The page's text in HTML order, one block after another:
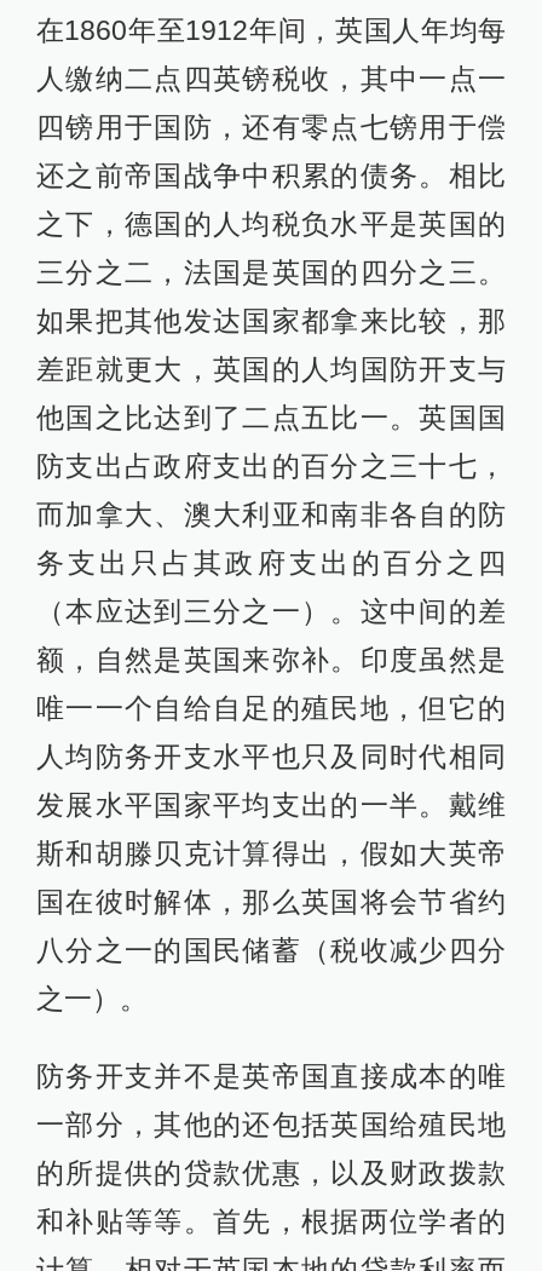
在1860年至1912年间，英国人年均每
人缴纳二点四英镑税收，其中一点一
四镑用于国防，还有零点七镑用于偿
还之前帝国战争中积累的债务。相比
之下，德国的人均税负水平是英国的
三分之二，法国是英国的四分之三。
如果把其他发达国家都拿来比较，那
差距就更大，英国的人均国防开支与
他国之比达到了二点五比一。英国国
防支出占政府支出的百分之三十七，
而加拿大、澳大利亚和南非各自的防
务支出只占其政府支出的百分之四
（本应达到三分之一）。这中间的差
额，自然是英国来弥补。印度虽然是
唯一一个自给自足的殖民地，但它的
人均防务开支水平也只及同时代相同
发展水平国家平均支出的一半。戴维
斯和胡滕贝克计算得出，假如大英帝
国在彼时解体，那么英国将会节省约
八分之一的国民储蓄（税收减少四分
之一）。
防务开支并不是英帝国直接成本的唯
一部分，其他的还包括英国给殖民地
的所提供的贷款优惠，以及财政拨款
和补贴等等。首先，根据两位学者的